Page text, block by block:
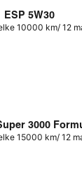
ESP 5W30
10000 km/ 12
3000
15000 km/ 12